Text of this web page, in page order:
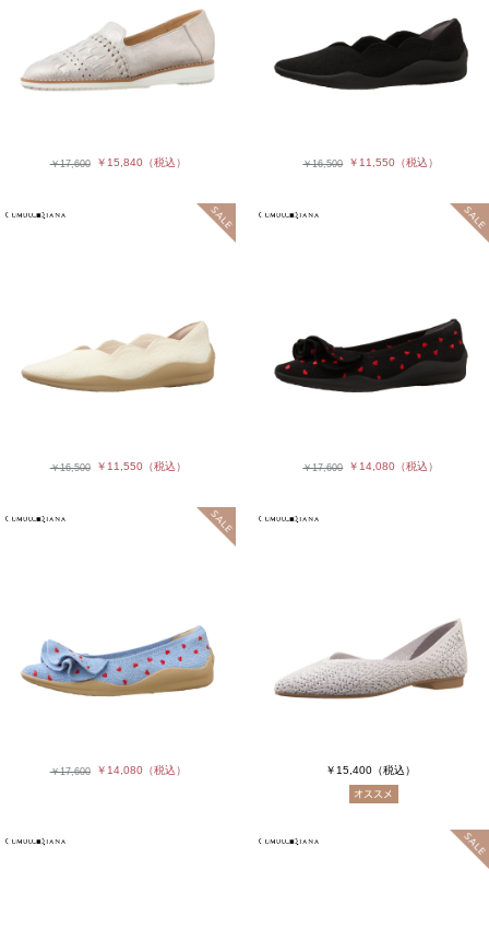
￥17,600 ￥15,840（税込） ￥16,500 ￥11,550 （税込）
￥16,500 ￥11,550（税込） ￥17,600 ￥14,080 （税込）
￥17,600 ￥14,080（税込） ￥15,400 （税込）